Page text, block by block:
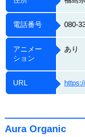
電話番号 080-
アニメー
ション
あり
URL
Aura Organic